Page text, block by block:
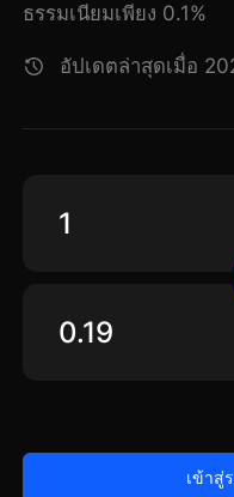
ธรรมเนียมเพียง 0.1%
อัปเดตล่าสุดเมื่อ
เข้าสู่